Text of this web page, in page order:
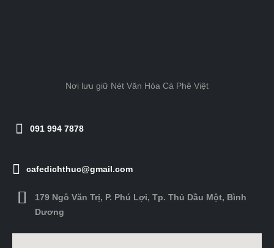
Nơi lưu giữ Nét Văn Hóa Cà Phê Việt
091 994 7878
cafedichthuc@gmail.com
179 Ngô Văn Trị, P. Phú Lợi, Tp. Thủ Dầu Một, Bình
Dương